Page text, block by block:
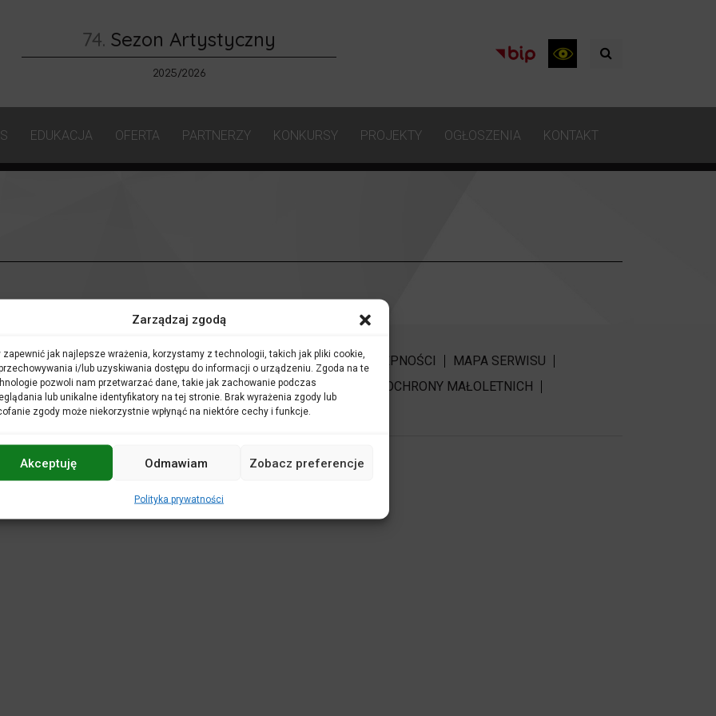
Zarządzaj zgodą
zapewnić jak najlepsze wrażenia, korzystamy z technologii, takich jak pliki cookie,
i/lub uzyskiwania dostępu do informacji o urządzeniu. Zgoda na te
pozwoli nam przetwarzać dane, takie jak zachowanie podczas
lub unikalne identyfikatory na tej stronie. Brak wyrażenia zgody lub
zgody może niekorzystnie wpłynąć na niektóre cechy i funkcje.
Akceptuję Odmawiam Zobacz preferencje
Polityka prywatności
74. Sezon Artystyczny
2025/2026
EDUKACJA OFERTA PARTNERZY KONKURSY PROJEKTY OGŁOSZENIA KONTAKT
POLITYKA PRYWATNOŚCI DEKLARACJA DOSTĘPNOŚCI
MAPA SERWISU
REGULAMINY
KASA BILETOWA
STANDARDY OCHRONY MAŁOLETNICH
WIRTUALNY SPACER
Projekt i realizacja: